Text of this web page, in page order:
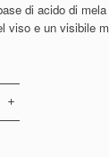
di acido di
viso e un visibile